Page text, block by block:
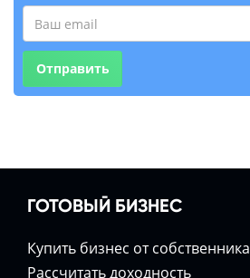
Отправить
ГОТОВЫЙ БИЗНЕС
Купить бизнес от собственника
Расcчитать доходность